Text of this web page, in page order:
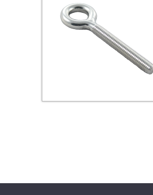
Гайки
Дюбели
Дюймовый крепёж
Оснастка и аксессуары для